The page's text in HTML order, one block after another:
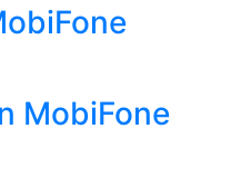
MobiFone